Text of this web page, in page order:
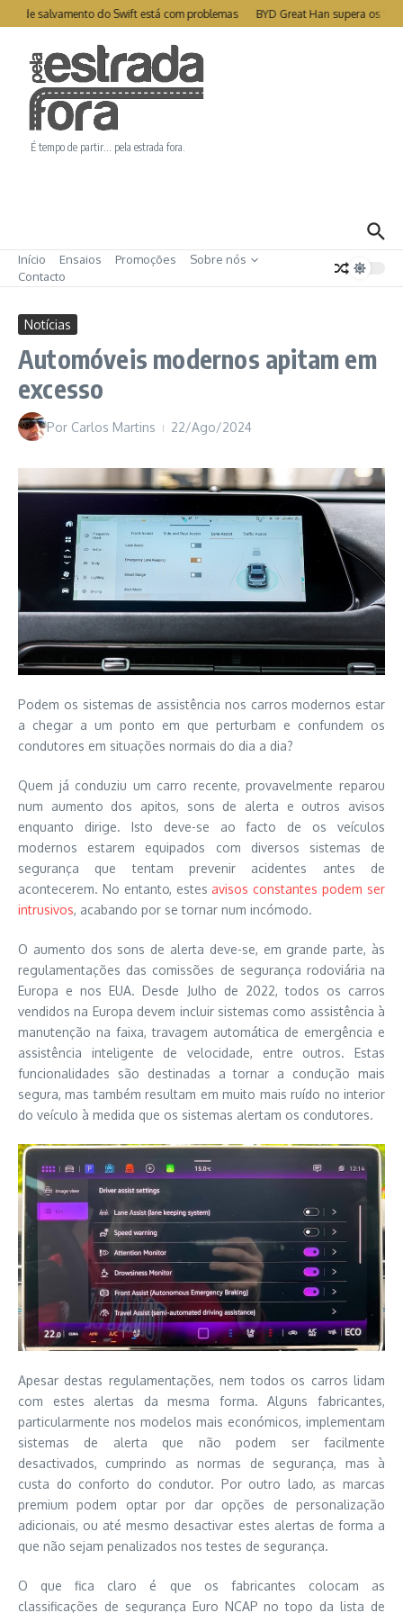
Ir para o conteúdo
de salvamento do Swift está com problemas BYD Great Han supera os
É tempo de partir… pela estrada fora.
Início Ensaios Promoções
Sobre nós
Contacto
Notícias
Automóveis modernos apitam em
excesso
Por Carlos Martins 22/Ago/2024
Podem os sistemas de assistência nos carros modernos estar
a chegar a um ponto em que perturbam e confundem os
condutores em situações normais do dia a dia?
Quem já conduziu um carro recente, provavelmente reparou
num aumento dos apitos, sons de alerta e outros avisos
enquanto dirige. Isto deve-se ao facto de os veículos
modernos estarem equipados com diversos sistemas de
segurança que tentam prevenir acidentes antes de
acontecerem. No entanto, estes avisos constantes podem ser
intrusivos, acabando por se tornar num incómodo.
O aumento dos sons de alerta deve-se, em grande parte, às
regulamentações das comissões de segurança rodoviária na
Europa e nos EUA. Desde Julho de 2022, todos os carros
vendidos na Europa devem incluir sistemas como assistência à
manutenção na faixa, travagem automática de emergência e
assistência inteligente de velocidade, entre outros. Estas
funcionalidades são destinadas a tornar a condução mais
segura, mas também resultam em muito mais ruído no interior
do veículo à medida que os sistemas alertam os condutores.
Apesar destas regulamentações, nem todos os carros lidam
com estes alertas da mesma forma. Alguns fabricantes,
particularmente nos modelos mais económicos, implementam
sistemas de alerta que não podem ser facilmente
desactivados, cumprindo as normas de segurança, mas à
custa do conforto do condutor. Por outro lado, as marcas
premium podem optar por dar opções de personalização
adicionais, ou até mesmo desactivar estes alertas de forma a
que não sejam penalizados nos testes de segurança.
O que fica claro é que os fabricantes colocam as
classificações de segurança Euro NCAP no topo da lista de